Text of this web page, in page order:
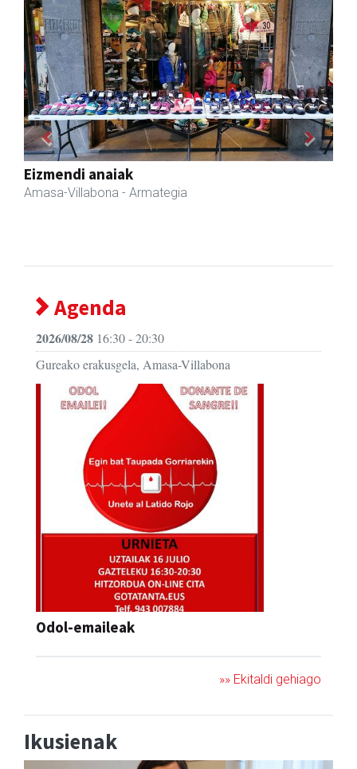
Erniobea BHI
Amasa-Villabona
Previous Next
Agenda
2026/08/28 16:30 - 20:30
Gureako erakusgela, Amasa-Villabona
Odol-emaileak
»» Ekitaldi gehiago
Ikusienak